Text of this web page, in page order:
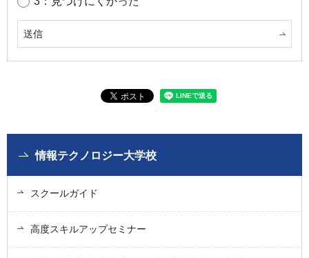
情報テクノロジー大学校
スクールガイド
高度スキルアップセミナー